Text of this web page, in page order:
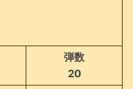
弾数
20